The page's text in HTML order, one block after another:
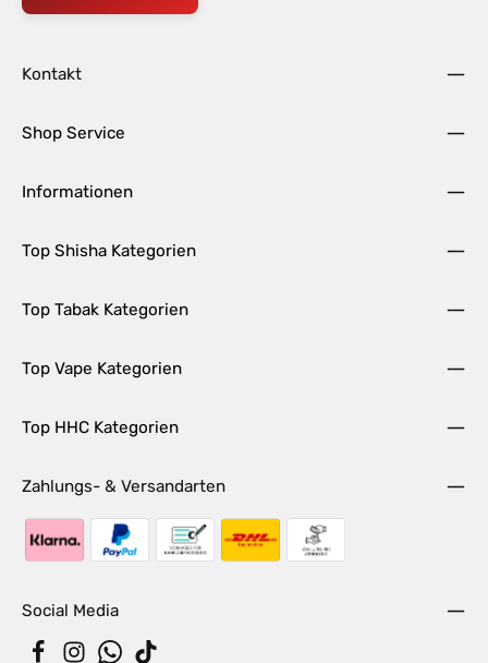
Kontakt
Shop Service
Informationen
Top Shisha Kategorien
Top Tabak Kategorien
Top Vape Kategorien
Top HHC Kategorien
Zahlungs- & Versandarten
Social Media